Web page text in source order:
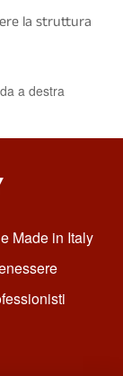
la struttura
a destra
Made in Italy